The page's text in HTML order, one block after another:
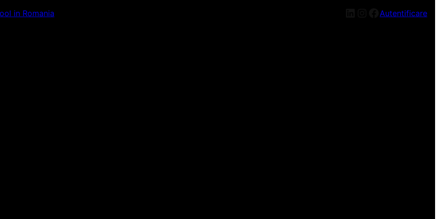
in Romania LinkedIn
Instagram
Facebook
Autentificare